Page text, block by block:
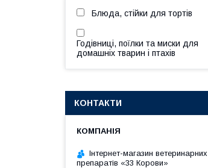
Блюда, стійки для тортів
Годівниці, поїлки та миски для
домашніх тварин і птахів
КОНТАКТИ
Інтернет-магазин ветеринарних
препаратів «33 Корови»